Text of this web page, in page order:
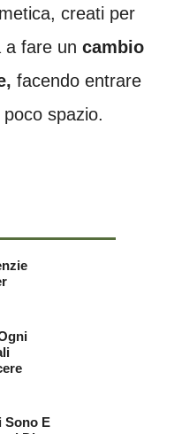
creati per
a fare un cambio
facendo entrare
spazio.
Sono E